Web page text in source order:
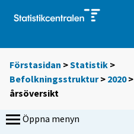
Förstasidan >Statistik >
Befolkningsstruktur> 2020>
årsöversikt
Öppna menyn